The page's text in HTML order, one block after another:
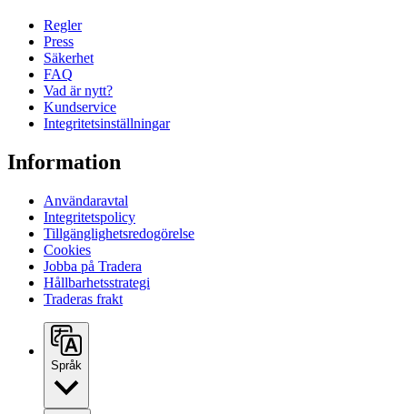
Regler
Press
Säkerhet
FAQ
Vad är nytt?
Kundservice
Integritetsinställningar
Information
Användaravtal
Integritetspolicy
Tillgänglighetsredogörelse
Cookies
Jobba på Tradera
Hållbarhetsstrategi
Traderas frakt
Språk